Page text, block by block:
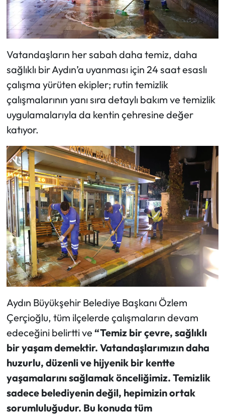
Vatandaşların her sabah daha temiz, daha
sağlıklı bir Aydın’a uyanması için 24 saat esaslı
çalışma yürüten ekipler; rutin temizlik
çalışmalarının yanı sıra detaylı bakım ve temizlik
uygulamalarıyla da kentin çehresine değer
katıyor.
Aydın Büyükşehir Belediye Başkanı Özlem
Çerçioğlu, tüm ilçelerde çalışmaların devam
edeceğini belirtti ve “Temiz bir çevre, sağlıklı
bir yaşam demektir. Vatandaşlarımızın daha
huzurlu, düzenli ve hijyenik bir kentte
yaşamalarını sağlamak önceliğimiz. Temizlik
sadece belediyenin değil, hepimizin ortak
sorumluluğudur. Bu konuda tüm